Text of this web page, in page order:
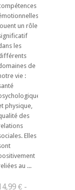
un rôle
les
de
vie :
physique,
des
Elles
au ...
€ -